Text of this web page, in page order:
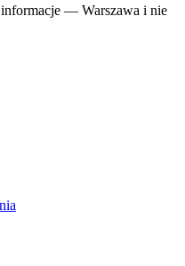
— Warszawa i nie